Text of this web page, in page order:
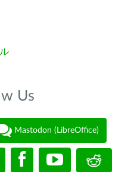
Us
Mastodon (LibreOffice)